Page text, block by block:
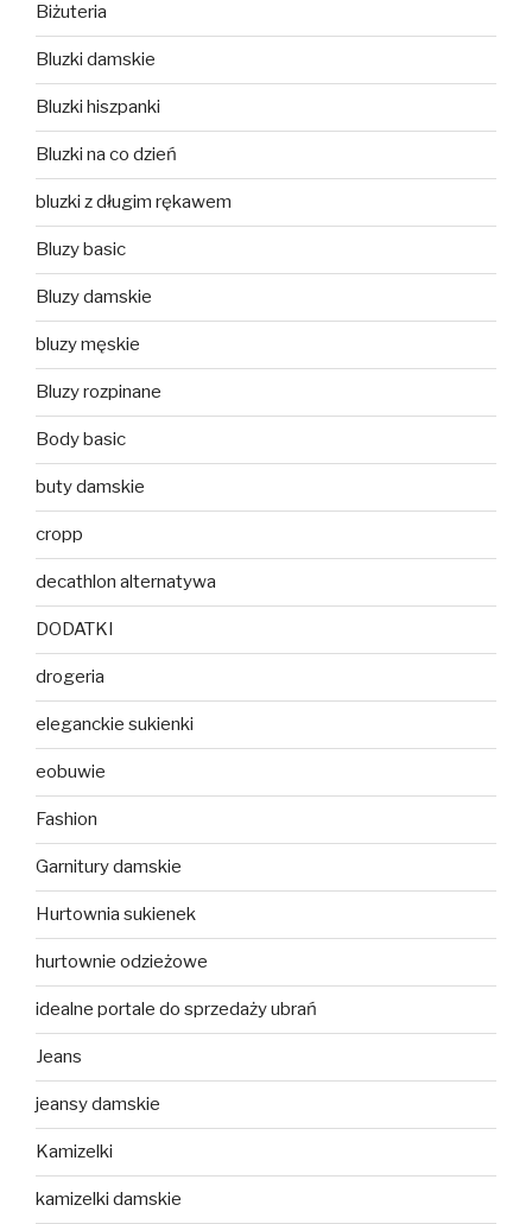
Biżuteria
Bluzki damskie
Bluzki hiszpanki
Bluzki na co dzień
bluzki z długim rękawem
Bluzy basic
Bluzy damskie
bluzy męskie
Bluzy rozpinane
Body basic
buty damskie
cropp
decathlon alternatywa
DODATKI
drogeria
eleganckie sukienki
eobuwie
Fashion
Garnitury damskie
Hurtownia sukienek
hurtownie odzieżowe
idealne portale do sprzedaży ubrań
Jeans
jeansy damskie
Kamizelki
kamizelki damskie